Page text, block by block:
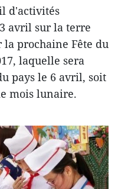
d'activités
avril sur la terre
la prochaine Fête du
laquelle sera
pays le 6 avril, soit
mois lunaire.